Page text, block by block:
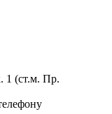
1 (ст.м. Пр.